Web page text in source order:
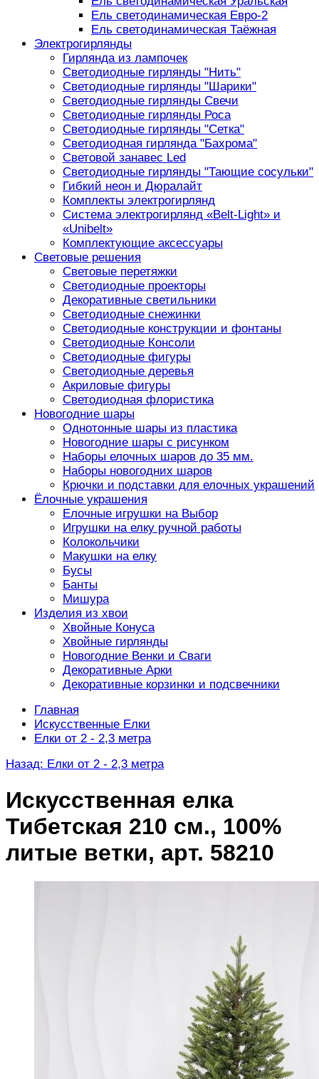
Ель светодинамическая Евро-2
Ель светодинамическая Таёжная
Электрогирлянды
Гирлянда из лампочек
Светодиодные гирлянды "Нить"
Светодиодные гирлянды "Шарики"
Светодиодные гирлянды Свечи
Светодиодные гирлянды Роса
Светодиодные гирлянды "Сетка"
Светодиодная гирлянда "Бахрома"
Световой занавес Led
Светодиодные гирлянды "Тающие сосульки"
Гибкий неон и Дюралайт
Комплекты электрогирлянд
Система электрогирлянд «Belt-Light» и
«Unibelt»
Комплектующие аксессуары
Световые решения
Световые перетяжки
Светодиодные проекторы
Декоративные светильники
Светодиодные снежинки
Светодиодные конструкции и фонтаны
Светодиодные Консоли
Светодиодные фигуры
Светодиодные деревья
Акриловые фигуры
Светодиодная флористика
Новогодние шары
Однотонные шары из пластика
Новогодние шары с рисунком
Наборы елочных шаров до 35 мм.
Наборы новогодних шаров
Крючки и подставки для елочных украшений
Ёлочные украшения
Елочные игрушки на Выбор
Игрушки на елку ручной работы
Колокольчики
Макушки на елку
Бусы
Банты
Мишура
Изделия из хвои
Хвойные Конуса
Хвойные гирлянды
Новогодние Венки и Сваги
Декоративные Арки
Декоративные корзинки и подсвечники
Главная
Искусственные Елки
Елки от 2 - 2,3 метра
Назад: Елки от 2 - 2,3 метра
Искусственная елка
Тибетская 210 см., 100%
литые ветки, арт. 58210